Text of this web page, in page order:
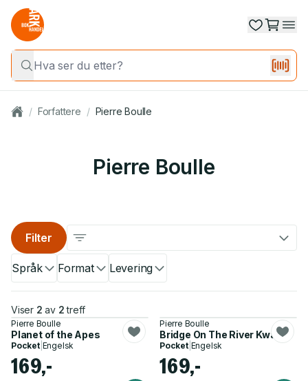
/ Forfattere / Pierre Boulle
Pierre Boulle
Språk Format Levering
Filter
Viser 2 av 2 treff
Pierre Boulle
Planet of the Apes
Pocket| Engelsk
169,-
Pierre Boulle
Bridge On The River Kwai
Pocket| Engelsk
169,-